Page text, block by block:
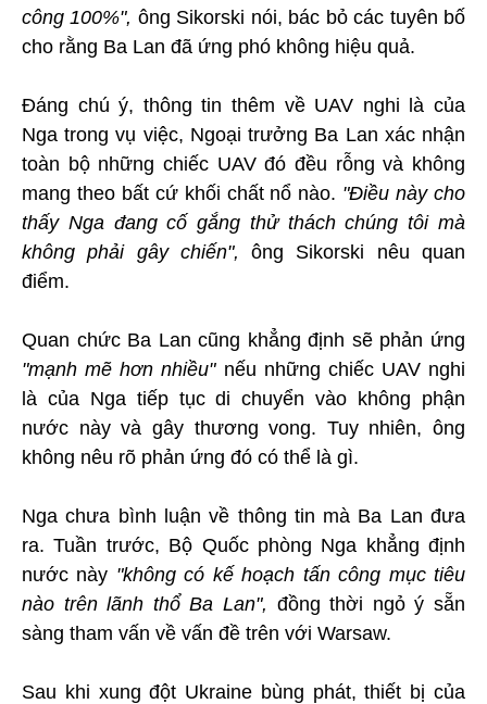
công 100%", ông Sikorski nói, bác bỏ các tuyên bố
cho rằng Ba Lan đã ứng phó không hiệu quả.
Đáng chú ý, thông tin thêm về UAV nghi là của
Nga trong vụ việc, Ngoại trưởng Ba Lan xác nhận
toàn bộ những chiếc UAV đó đều rỗng và không
mang theo bất cứ khối chất nổ nào. "Điều này cho
thấy Nga đang cố gắng thử thách chúng tôi mà
không phải gây chiến", ông Sikorski nêu quan
điểm.
Quan chức Ba Lan cũng khẳng định sẽ phản ứng
"mạnh mẽ hơn nhiều"nếu những chiếc UAV nghi
là của Nga tiếp tục di chuyển vào không phận
nước này và gây thương vong. Tuy nhiên, ông
không nêu rõ phản ứng đó có thể là gì.
Nga chưa bình luận về thông tin mà Ba Lan đưa
ra. Tuần trước, Bộ Quốc phòng Nga khẳng định
nước này "không có kế hoạch tấn công mục tiêu
nào trên lãnh thổ Ba Lan", đồng thời ngỏ ý sẵn
sàng tham vấn về vấn đề trên với Warsaw.
Sau khi xung đột Ukraine bùng phát, thiết bị của